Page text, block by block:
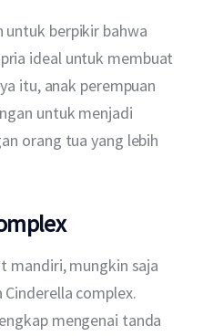
untuk berpikir bahwa
ideal untuk membuat
itu, anak perempuan
untuk menjadi
orang tua yang lebih
mandiri, mungkin saja
complex.
mengenai tanda